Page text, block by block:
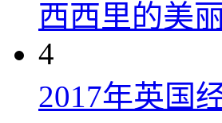
西西里的美
4
2017年英国